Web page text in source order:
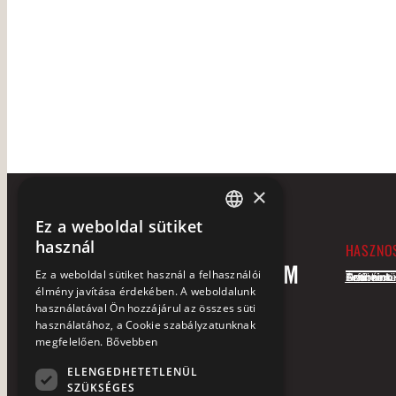
+36 72 252 113
Szobáink
Termeink
Heti menü
Áraink
Orfűi
×
Ez a weboldal sütiket
használ
Ez a weboldal sütiket használ a felhasználói
élmény javítása érdekében. A weboldalunk
használatával Ön hozzájárul az összes süti
használatához, a Cookie szabályzatunknak
megfelelően. Bővebben
ELENGEDHETETLENÜL
SZÜKSÉGES